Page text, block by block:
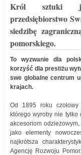
Król sztuki
przedsiębiorstwo
siedzibę
pomorskiego.
To wyzwanie dla
korzyść dla prestiżu
swe globalne centrum
krajach.
Od 1895 roku czołowy
którego wyroby nie
akcesoriom
jako elementy
najkrótsza
Agencję Rozwoju